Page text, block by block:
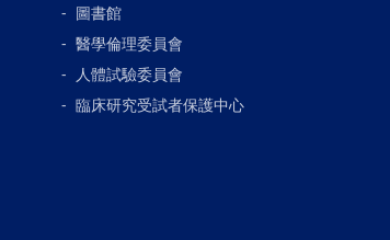
圖書館
醫學倫理委員會
人體試驗委員會
臨床研究受試者保護中心